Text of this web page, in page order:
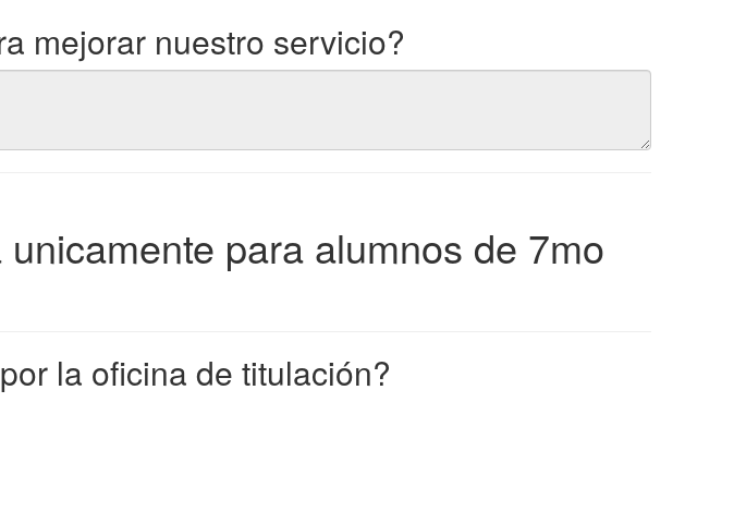
mejorar nuestro servicio?
para alumnos de 7mo
la oficina de titulación?